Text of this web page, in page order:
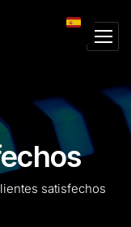
satisfechos